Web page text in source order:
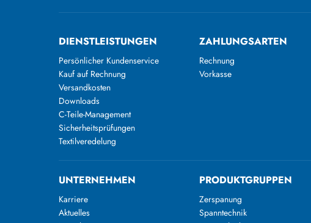
DIENSTLEISTUNGEN
Persönlicher Kundenservice
Kauf auf Rechnung
Versandkosten
Downloads
C-Teile-Management
Sicherheitsprüfungen
Textilveredelung
ZAHLUNGSARTEN
Rechnung
Vorkasse
UNTERNEHMEN
Karriere
Aktuelles
PRODUKTGRUPPEN
Zerspanung
Spanntechnik